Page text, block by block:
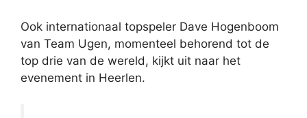
Ook internationaal topspeler Dave Hogenboom
van Team Ugen, momenteel behorend tot de
top drie van de wereld, kijkt uit naar het
evenement in Heerlen.